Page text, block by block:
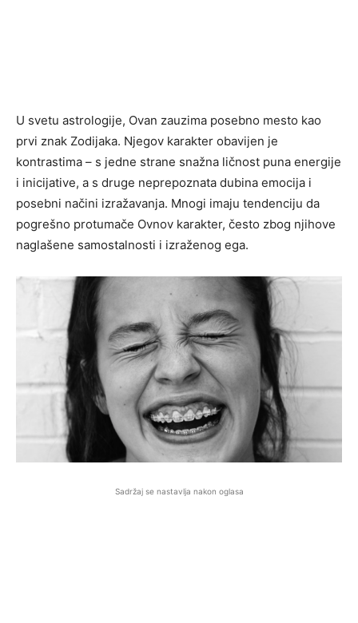
U svetu astrologije, Ovan zauzima posebno mesto kao
prvi znak Zodijaka. Njegov karakter obavijen je
kontrastima – s jedne strane snažna ličnost puna energije
i inicijative, a s druge neprepoznata dubina emocija i
posebni načini izražavanja. Mnogi imaju tendenciju da
pogrešno protumače Ovnov karakter, često zbog njihove
naglašene samostalnosti i izraženog ega.
Sadržaj se nastavlja nakon oglasa